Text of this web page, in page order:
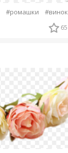
#ромашки #винок
65